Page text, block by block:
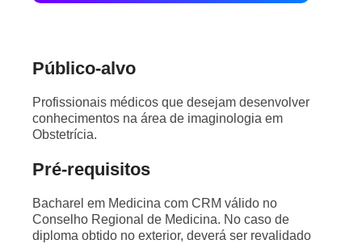
Público-alvo
Profissionais médicos que desejam desenvolver
conhecimentos na área de imaginologia em
Obstetrícia.
Pré-requisitos
Bacharel em Medicina com CRM válido no
Conselho Regional de Medicina. No caso de
diploma obtido no exterior, deverá ser revalidado